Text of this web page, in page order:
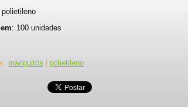
polietileno
: 100 unidades
: manguitos polietileno